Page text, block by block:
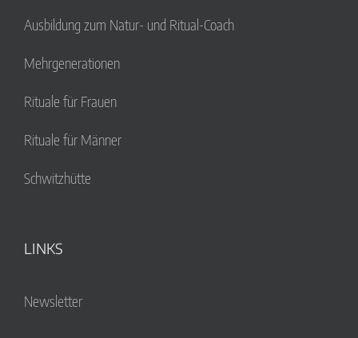
Ausbildung zum Natur- und Ritual-Coach
Mehrgenerationen
Rituale für Frauen
Rituale für Männer
Schwitzhütte
LINKS
Newsletter